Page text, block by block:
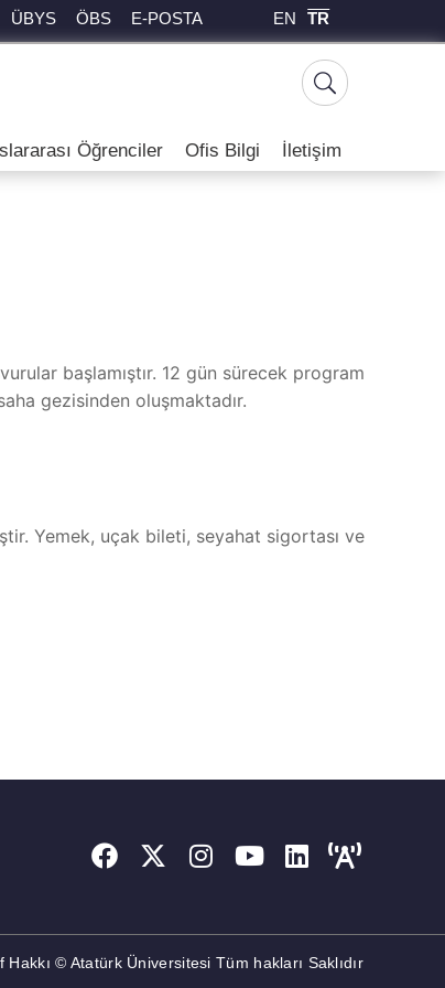
ÜBYS ÖBS E-POSTA EN TR
Öğrenciler Ofis Bilgi İletişim
başlamıştır. 12 gün sürecek program
gezisinden oluşmaktadır.
Yemek, uçak bileti, seyahat sigortası ve
Hakkı © Atatürk Üniversitesi Tüm hakları Saklıdır